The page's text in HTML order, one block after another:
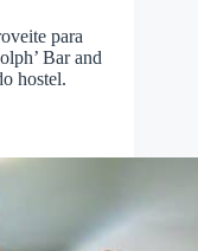
para
Bar and
hostel.